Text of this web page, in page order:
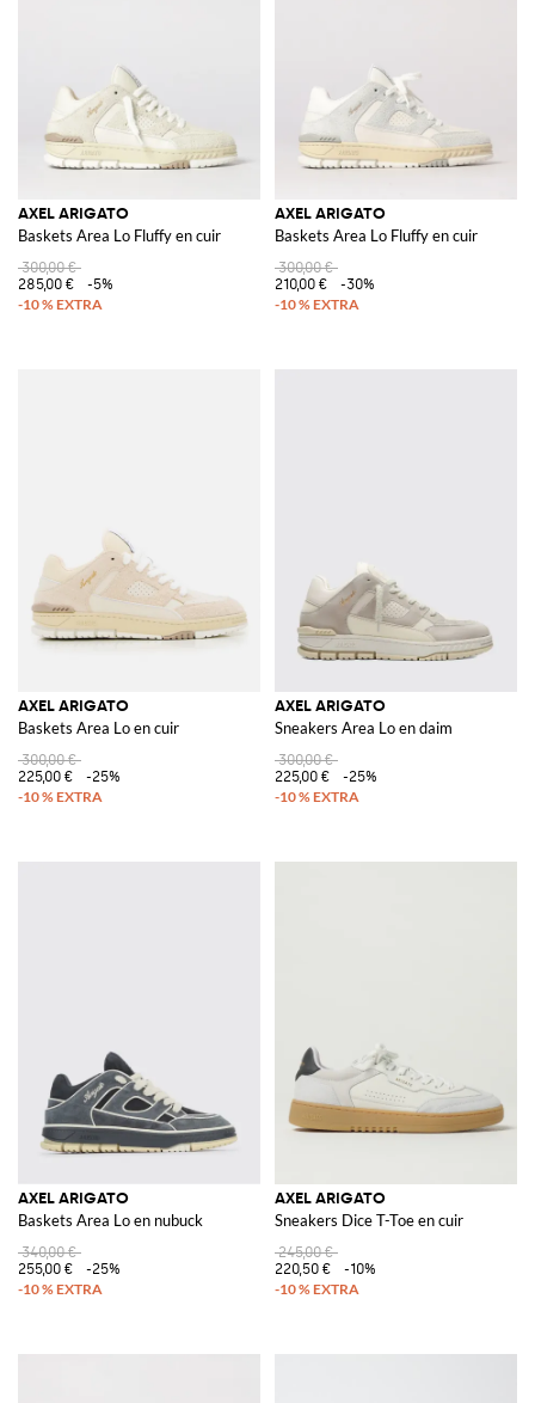
AXEL ARIGATO
Baskets Area Lo Fluffy en cuir
300,00 €
285,00 €
-5%
AXEL ARIGATO
Baskets Area Lo Fluffy en cuir
300,00 €
210,00 €
-30%
AXEL ARIGATO
Baskets Area Lo en cuir
300,00 €
225,00 €
-25%
AXEL ARIGATO
Sneakers Area Lo en daim
300,00 €
225,00 €
-25%
AXEL ARIGATO
Baskets Area Lo en nubuck
340,00 €
255,00 €
-25%
AXEL ARIGATO
Sneakers Dice T-Toe en cuir
245,00 €
220,50 €
-10%